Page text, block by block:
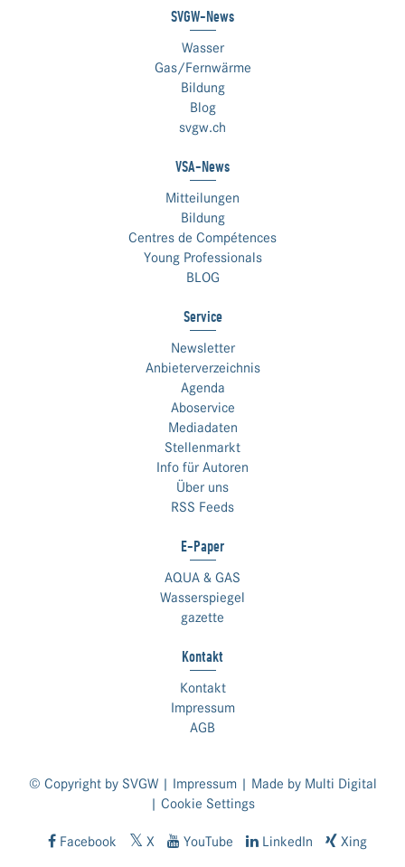
SVGW-News
Wasser
Gas/Fernwärme
Bildung
Blog
svgw.ch
VSA-News
Mitteilungen
Bildung
Centres de Compétences
Young Professionals
BLOG
Service
Newsletter
Anbieterverzeichnis
Agenda
Aboservice
Mediadaten
Stellenmarkt
Info für Autoren
Über uns
RSS Feeds
E-Paper
AQUA & GAS
Wasserspiegel
gazette
Kontakt
Kontakt
Impressum
AGB
© Copyright by SVGW | Impressum| Made by Multi Digital
| Cookie Settings
Facebook X YouTube LinkedIn Xing